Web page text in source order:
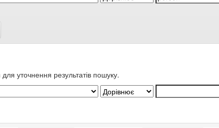
уточнення результатів пошуку.